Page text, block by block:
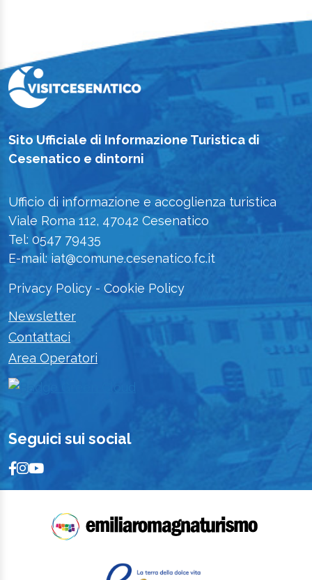
Sito Ufficiale di Informazione Turistica di
Cesenatico e dintorni
Ufficio di informazione e accoglienza turistica
Viale Roma 112, 47042 Cesenatico
Tel: 0547 79435
E-mail: iat@comune.cesenatico.fc.it
Privacy Policy - Cookie Policy
Newsletter
Contattaci
Area Operatori
Seguici sui social